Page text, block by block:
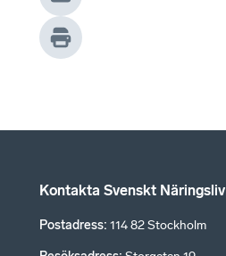
Kontakta Svenskt Näringsliv
Postadress: 114 82 Stockholm